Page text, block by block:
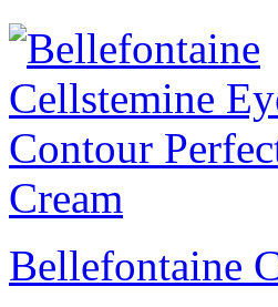
Bellefontaine